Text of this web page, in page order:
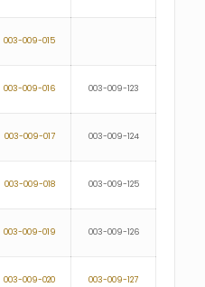
003-009-015
003-009-016 003-009-123
003-009-017 003-009-124
003-009-018 003-009-125
003-009-019 003-009-126
003-009-020 003-009-127